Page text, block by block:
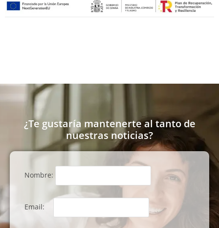
¿Te gustaría mantenerte al tanto de
nuestras noticias?
Nombre:
Email: